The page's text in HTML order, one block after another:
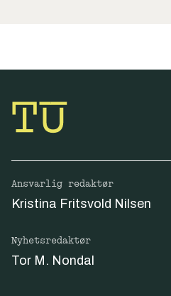
Ansvarlig redaktør
Kristina Fritsvold Nilsen
Nyhetsredaktør
Tor M. Nondal